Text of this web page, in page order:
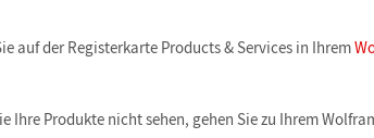
auf der Registerkarte Products & Services in Ihrem
Ihre Produkte nicht sehen, gehen Sie zu Ihrem